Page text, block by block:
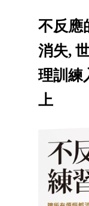
不反應
消失,
理訓練
上